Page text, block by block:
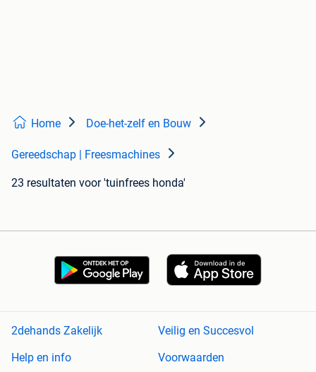
Home Doe-het-zelf en Bouw
Gereedschap | Freesmachines
23 resultaten voor 'tuinfrees honda'
2dehands Zakelijk
Veilig en Succesvol
Help en info
Voorwaarden